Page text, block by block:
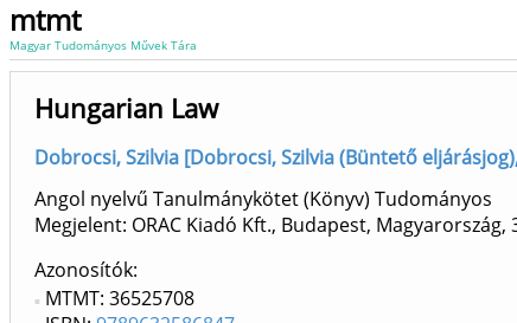
mtmt
Magyar Tudományos Művek Tára
Hungarian Law
Dobrocsi, Szilvia [Dobrocsi, Szilvia (Büntető
Angol nyelvű Tanulmánykötet (Könyv) Tudományos
Megjelent: ORAC Kiadó Kft., Budapest, Magyarország,
Azonosítók
MTMT: 36525708